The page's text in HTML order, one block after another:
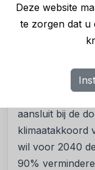
Deze website
te zorgen dat u
terwijl het
vergt de
water en 30%
en
aansluit bij de
klimaatakkoord
wil voor 2040
90%